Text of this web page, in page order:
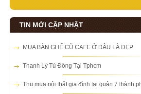
TIN MỚI CẬP NHẬT
MUA BÀN GHẾ CŨ CAFE Ở ĐÂU LÀ ĐẸP
Thanh Lý Tủ Đông Tại Tphcm
Thu mua nội thất gia đình tại quận 7 thành